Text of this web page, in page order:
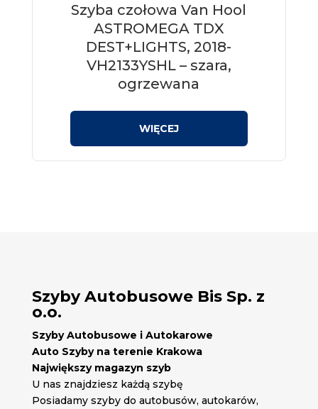
Szyba czołowa Van Hool
ASTROMEGA TDX
DEST+LIGHTS, 2018-
VH2133YSHL – szara,
ogrzewana
Szyby Autobusowe Bis Sp. z
o.o.
Szyby Autobusowe i Autokarowe
Auto Szyby na terenie Krakowa
Największy magazyn szyb
U nas znajdziesz każdą szybę
Posiadamy szyby do autobusów, autokarów,